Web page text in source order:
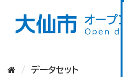
データセット